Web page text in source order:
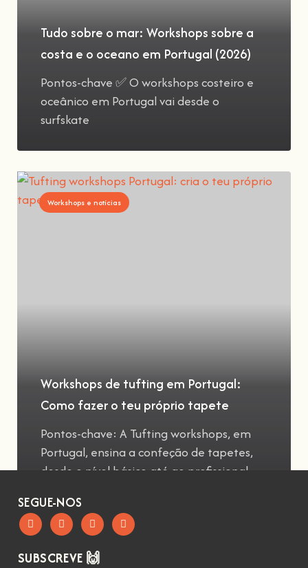
Tudo sobre o mar: Workshops sobre a
costa e o oceano em Portugal (2026)
Pontos-chave ✅ O workshops costeiro e
oceânico em Portugal vai desde o
surfskate
Workshops e notícias
Workshops de tufting em Portugal:
Como fazer o teu próprio tapete
Pontos-chave: A Tufting workshops, em
Portugal, ensina a confeção de tapetes,
desde o nível básico até ao profissional
SEGUE-NOS
SUBSCREVE 🙌